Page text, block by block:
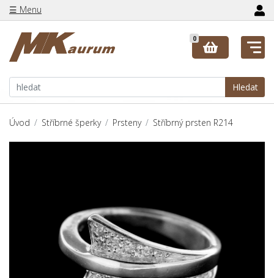
☰ Menu
Hledat
0
Úvod Stříbrné šperky Prsteny Stříbrný prsten R214